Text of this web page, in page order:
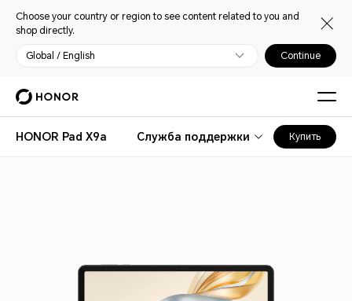
Choose your country or region to see content related to you and
shop directly.
Global / English Continue
HONOR Pad X9a Служба поддержки Купить